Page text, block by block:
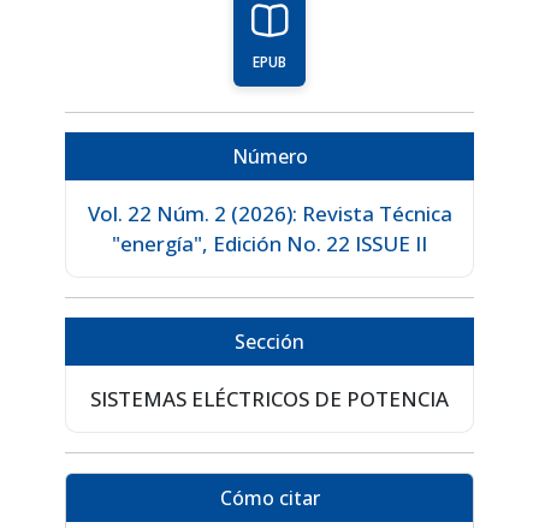
EPUB
Número
Vol. 22 Núm. 2 (2026): Revista Técnica
"energía", Edición No. 22 ISSUE II
Sección
SISTEMAS ELÉCTRICOS DE POTENCIA
Cómo citar